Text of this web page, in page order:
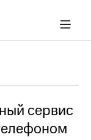
сервис